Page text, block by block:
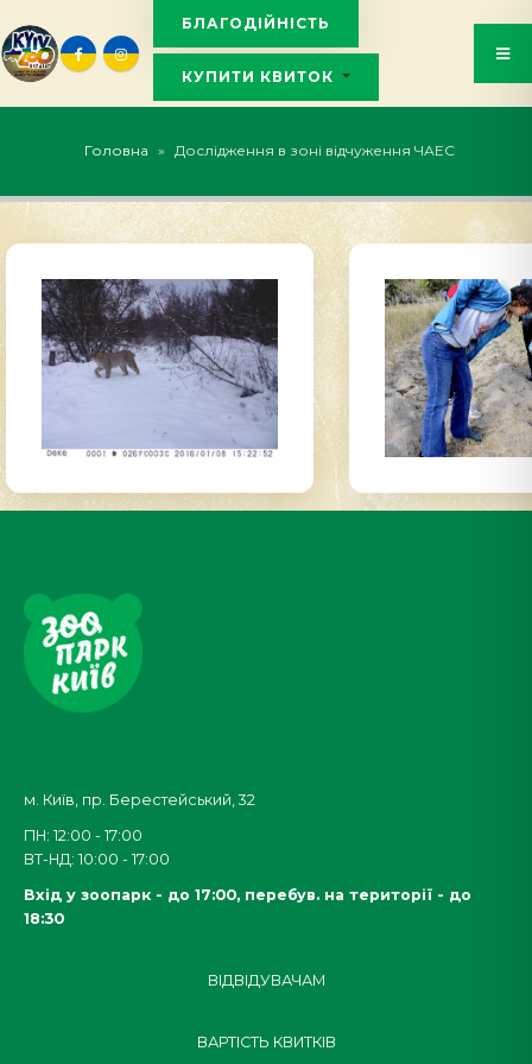
БЛАГОДІЙНІСТЬ
КУПИТИ КВИТОК
Головна » Дослідження в зоні відчуження ЧАЕС
м. Київ, пр. Берестейський, 32
ПН: 12:00 - 17:00
ВТ-НД: 10:00 - 17:00
Вхід у зоопарк - до 17:00, перебув. на території - до
18:30
ВІДВІДУВАЧАМ
ВАРТІСТЬ КВИТКІВ